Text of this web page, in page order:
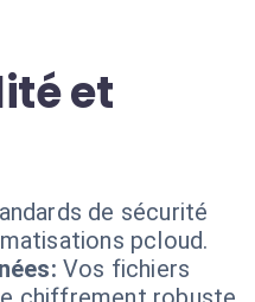
et
de sécurité
pcloud.
Vos fichiers